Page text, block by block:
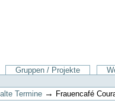
Gruppen / Projekte
alte Termine → Frauencafé